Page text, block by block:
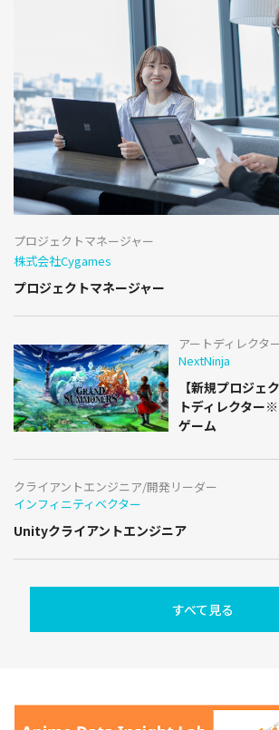
プロジェクトマネージャー
株式会社Cygames
プロジェクトマネージャー
アートディレクタ
NextNinja
【新規プロジェ
トディレクター
ゲーム
クライアントエンジニア/開発リーダー
インフィニティベクター
Unityクライアントエンジニア
すべて見る